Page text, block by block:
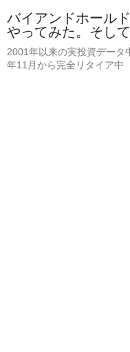
バイアンドホール
やってみた。そし
2001年以来の実投資データ
年11月から完全リタイア中